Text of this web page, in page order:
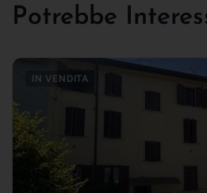
Potrebbe
IN VENDITA